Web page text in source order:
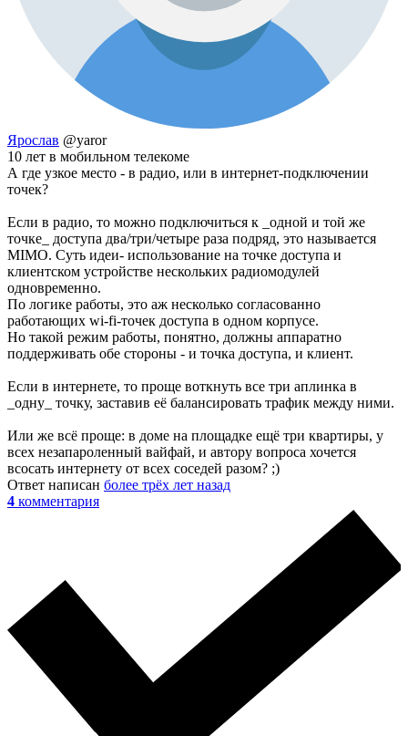
Ярослав @yaror
10 лет в мобильном телекоме
А где узкое место - в радио, или в интернет-подключении
точек?
Если в радио, то можно подключиться к _одной и той же
точке_ доступа два/три/четыре раза подряд, это называется
MIMO. Суть идеи- использование на точке доступа и
клиентском устройстве нескольких радиомодулей
одновременно.
По логике работы, это аж несколько согласованно
работающих wi-fi-точек доступа в одном корпусе.
Но такой режим работы, понятно, должны аппаратно
поддерживать обе стороны - и точка доступа, и клиент.
Если в интернете, то проще воткнуть все три аплинка в
_одну_ точку, заставив её балансировать трафик между ними.
Или же всё проще: в доме на площадке ещё три квартиры, у
всех незапароленный вайфай, и автору вопроса хочется
всосать интернету от всех соседей разом? ;)
Ответ написан более трёх лет назад
4 комментария